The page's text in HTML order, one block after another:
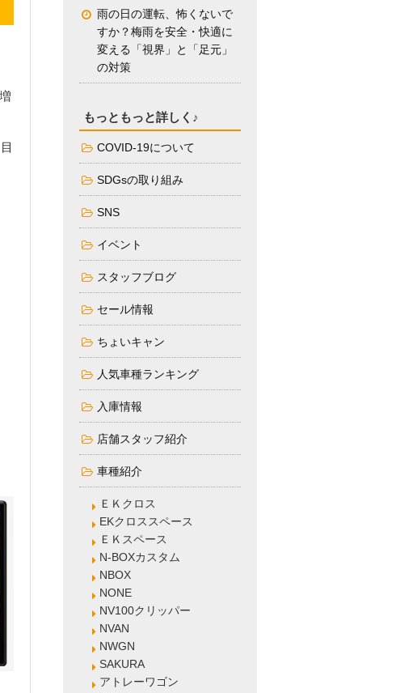
雨の日の運転、怖くないで
すか？梅雨を安全・快適に
変える「視界」と「足元」
の対策
もっともっと詳しく♪
COVID-19について
SDGsの取り組み
SNS
イベント
スタッフブログ
セール情報
ちょいキャン
人気車種ランキング
入庫情報
店舗スタッフ紹介
車種紹介
ＥＫクロス
EKクロススペース
ＥＫスペース
N-BOXカスタム
NBOX
NONE
NV100クリッパー
NVAN
NWGN
SAKURA
アトレーワゴン